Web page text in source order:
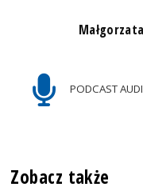
PODCAST
Zobacz także